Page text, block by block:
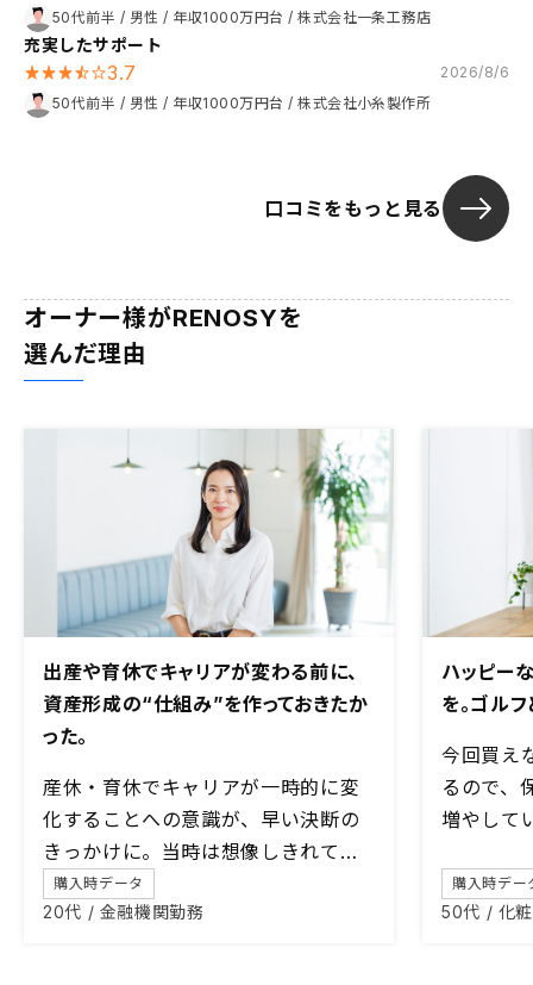
50代前半 / 男性 / 年収1000万円台 /株式会社一条工務店
充実したサポート
3.7
2026/8/6
50代前半 / 男性 / 年収1000万円台 /株式会社小糸製作所
口コミをもっと見る
オーナー様がRENOSYを
選んだ理由
出産や育休でキャリアが変わる前に、
資産形成の“仕組み”を作っておきたか
った。
産休・育休でキャリアが一時的に変
化することへの意識が、早い決断の
きっかけに。当時は想像しきれてい
なかった「教育資金」としての価値
も、子育て中の今、大きな安心感に
購入時データ
20代 / 金融機関勤務
ハッピー
を。ゴル
今回買え
るので、
増やして
購入時デー
50代 / 化